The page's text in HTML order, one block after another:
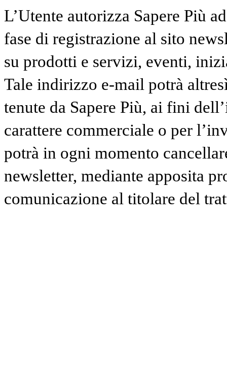
L’Utente autorizza Sapere Più
fase di registrazione al sito
su prodotti e servizi, eventi,
Tale indirizzo e-mail potrà
tenute da Sapere Più, ai fini
carattere commerciale o per
potrà in ogni momento
newsletter, mediante apposita
comunicazione al titolare del